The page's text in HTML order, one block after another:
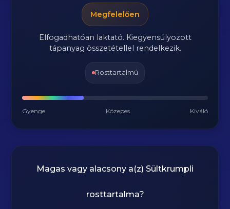
Megfelelően
Elfogadhatóan laktató. Kiegyensúlyozott
tápanyag összetétellel rendelkezik.
Rosttartalmú
Gyenge Közepes Kiváló
Magas vagy alacsony a(z) Sültkrumpli
rosttartalma?